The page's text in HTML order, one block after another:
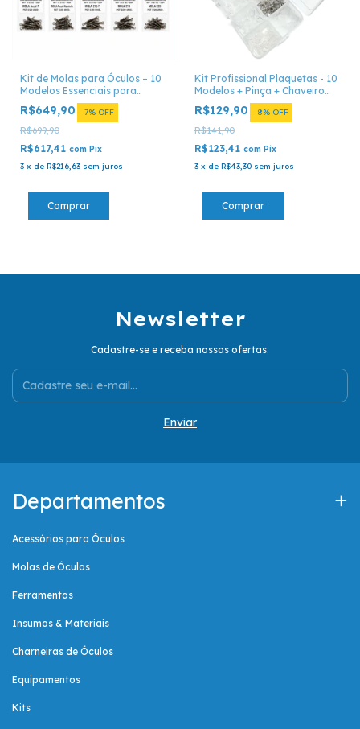
Kit de Molas para Óculos – 10
Modelos Essenciais para
Conserto Óptico
R$649,90 -7% OFF
R$699,90
R$617,41 com Pix
3 x de R$216,63 sem juros
Kit Profissional Plaquetas - 10
Modelos + Pinça + Chaveiro
com Pontas
R$129,90 -8% OFF
R$141,90
R$123,41 com Pix
3 x de R$43,30 sem juros
Newsletter
Cadastre-se e receba nossas ofertas.
Departamentos
Acessórios para Óculos
Molas de Óculos
Ferramentas
Insumos & Materiais
Charneiras de Óculos
Equipamentos
Kits